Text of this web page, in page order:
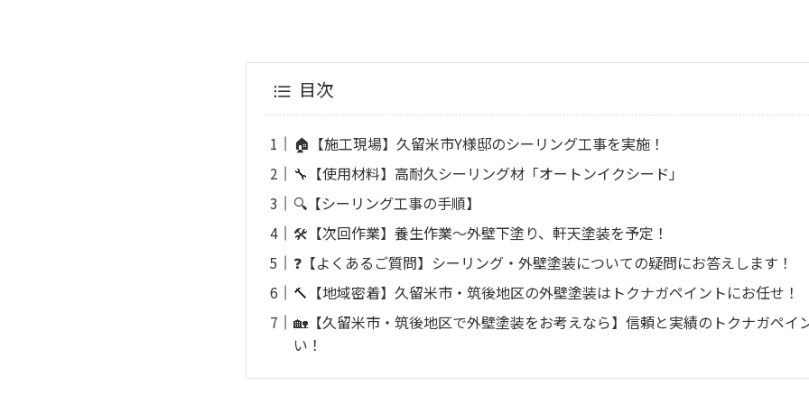
目次
🏠【施工現場】久留米市Y様邸のシーリング工事を実施！
🔧【使用材料】高耐久シーリング材「オートンイクシード」
🔍【シーリング工事の手順】
🛠【次回作業】養生作業〜外壁下塗り、軒天塗装を予定！
❓【よくあるご質問】シーリング・外壁塗装についての疑問にお答えします！
🔨【地域密着】久留米市・筑後地区の外壁塗装はトクナガペイントにお任せ！
🏡【久留米市・筑後地区で外壁塗装をお考えなら】信頼と実績のトクナガペイ
い！